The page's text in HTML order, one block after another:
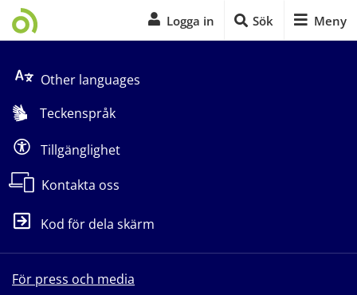
Logga in Sök Meny
Other languages
Teckenspråk
Tillgänglighet
Kontakta oss
Kod för dela skärm
För press och media